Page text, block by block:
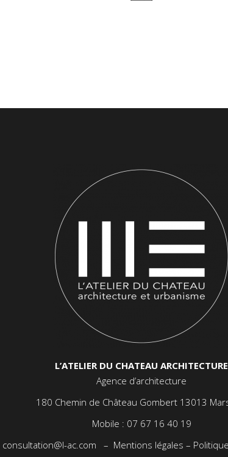
L’ATELIER DU CHATEAU ARCHITECTURE
Agence d’architecture
180 Chemin de Château Gombert 13013
Mobile : 07 67 16 40 19
consultation@l-ac.com – Mentions légales –